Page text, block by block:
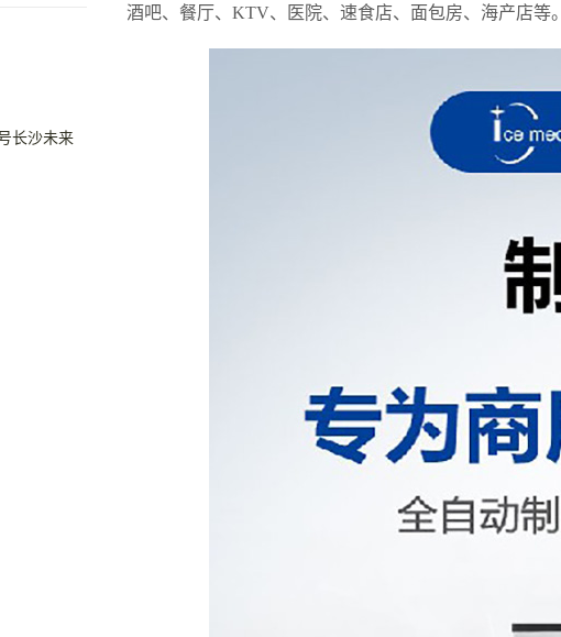
长沙未来
酒吧、餐厅、KTV、医院、速食店、面包房、海产店等。